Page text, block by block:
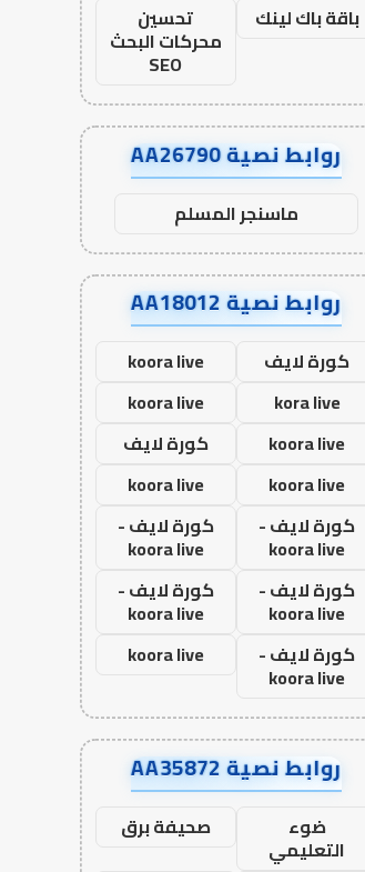
باقة باك لينك تحسين
محركات البحث
SEO
روابط نصية AA26790
ماسنجر المسلم
روابط نصية AA18012
كورة لايف
koora live
kora live
koora live
koora live
كورة لايف
koora live
koora live
كورة لايف -
koora live
كورة لايف -
koora live
كورة لايف -
koora live
كورة لايف -
koora live
كورة لايف -
koora live
koora live
روابط نصية AA35872
ضوء
التعليمي
صحيفة برق